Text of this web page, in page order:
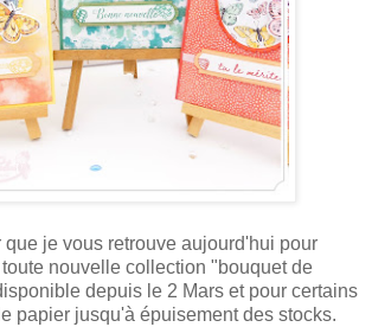
je vous retrouve aujourd'hui pour
nouvelle collection "bouquet de
depuis le 2 Mars et pour certains
papier jusqu'à épuisement des stocks.